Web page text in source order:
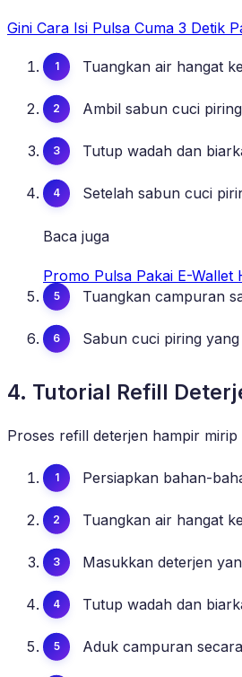
Gini Cara Isi Pulsa Cuma 3 Detik
Tuangkan air hangat
Ambil sabun cuci
Tutup wadah dan
Setelah sabun cuci
Baca juga
Promo Pulsa Pakai E-Wallet
Tuangkan campuran
Sabun cuci piring
4. Tutorial Refill
Proses refill deterjen hampir
Persiapkan bahan-
Tuangkan air hangat
Masukkan deterjen
Tutup wadah dan
Aduk campuran